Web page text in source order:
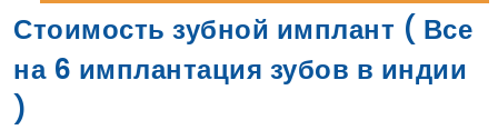
Стоимость зубной имплант ( Все
на 6 имплантация зубов в индии
)